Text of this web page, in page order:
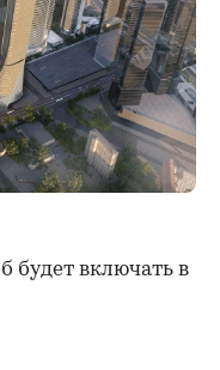
будет включать в